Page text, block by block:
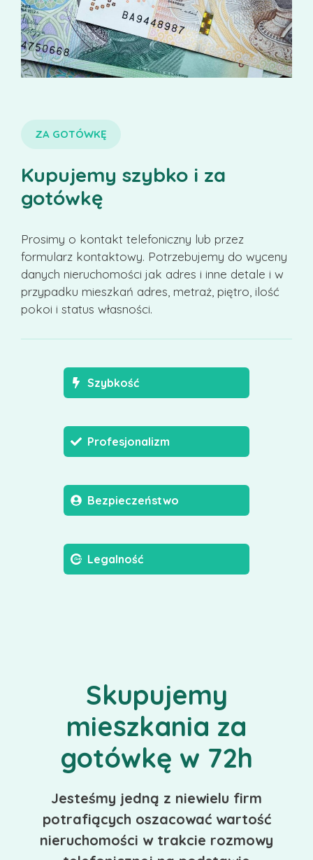
ZA GOTÓWKĘ
Kupujemy szybko i za
gotówkę
Prosimy o kontakt telefoniczny lub przez
formularz kontaktowy. Potrzebujemy do wyceny
danych nieruchomości jak adres i inne detale i w
przypadku mieszkań adres, metraż, piętro, ilość
pokoi i status własności.
Szybkość
Profesjonalizm
Bezpieczeństwo
Legalność
Skupujemy
mieszkania za
gotówkę w 72h
Jesteśmy jedną z niewielu firm
potrafiących oszacować wartość
nieruchomości w trakcie rozmowy